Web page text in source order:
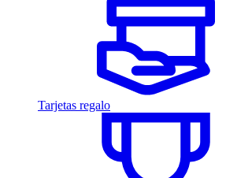
Tarjetas regalo